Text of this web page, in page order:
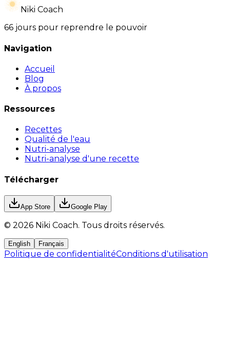
Niki Coach
66 jours pour reprendre le pouvoir
Navigation
Accueil
Blog
À propos
Ressources
Recettes
Qualité de l'eau
Nutri-analyse
Nutri-analyse d'une recette
Télécharger
App Store Google Play
© 2026 Niki Coach. Tous droits réservés.
English Français
Politique de confidentialitéConditions d'utilisation